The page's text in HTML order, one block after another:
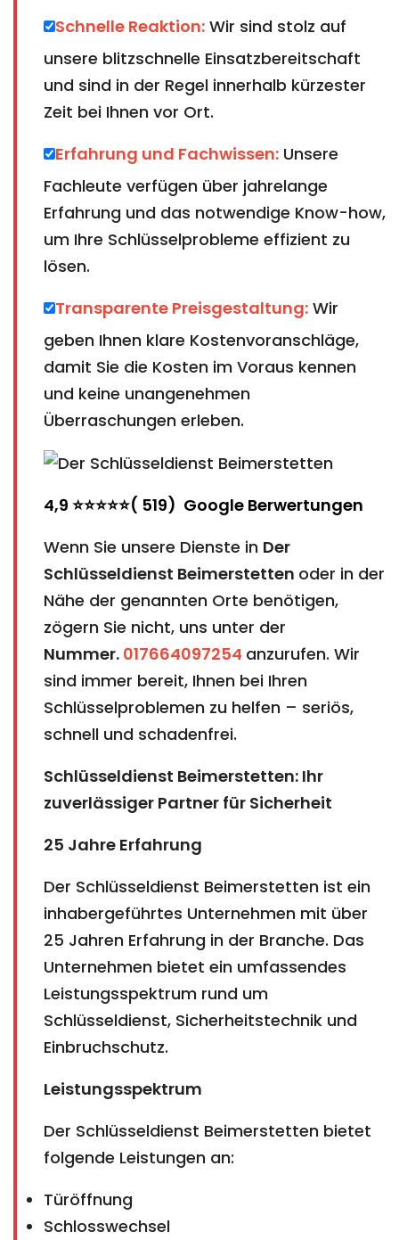
Schnelle Reaktion: Wir sind stolz auf
unsere blitzschnelle Einsatzbereitschaft
und sind in der Regel innerhalb kürzester
Zeit bei Ihnen vor Ort.
Erfahrung und Fachwissen: Unsere
Fachleute verfügen über jahrelange
Erfahrung und das notwendige Know-how,
um Ihre Schlüsselprobleme effizient zu
lösen.
Transparente Preisgestaltung: Wir
geben Ihnen klare Kostenvoranschläge,
damit Sie die Kosten im Voraus kennen
und keine unangenehmen
Überraschungen erleben.
4,9 ⭐⭐⭐⭐⭐( 519) Google Berwertungen
Wenn Sie unsere Dienste in Der
Schlüsseldienst Beimerstetten oder in der
Nähe der genannten Orte benötigen,
zögern Sie nicht, uns unter der
Nummer. 017664097254 anzurufen. Wir
sind immer bereit, Ihnen bei Ihren
Schlüsselproblemen zu helfen – seriös,
schnell und schadenfrei.
Schlüsseldienst Beimerstetten: Ihr
zuverlässiger Partner für Sicherheit
25 Jahre Erfahrung
Der Schlüsseldienst Beimerstetten ist ein
inhabergeführtes Unternehmen mit über
25 Jahren Erfahrung in der Branche. Das
Unternehmen bietet ein umfassendes
Leistungsspektrum rund um
Schlüsseldienst, Sicherheitstechnik und
Einbruchschutz.
Leistungsspektrum
Der Schlüsseldienst Beimerstetten bietet
folgende Leistungen an:
Türöffnung
Schlosswechsel